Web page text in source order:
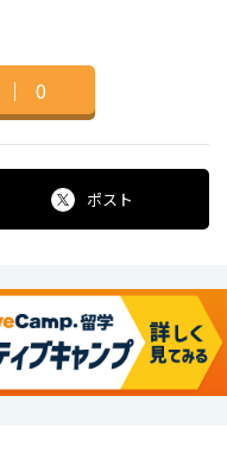
｜ 0
ポスト